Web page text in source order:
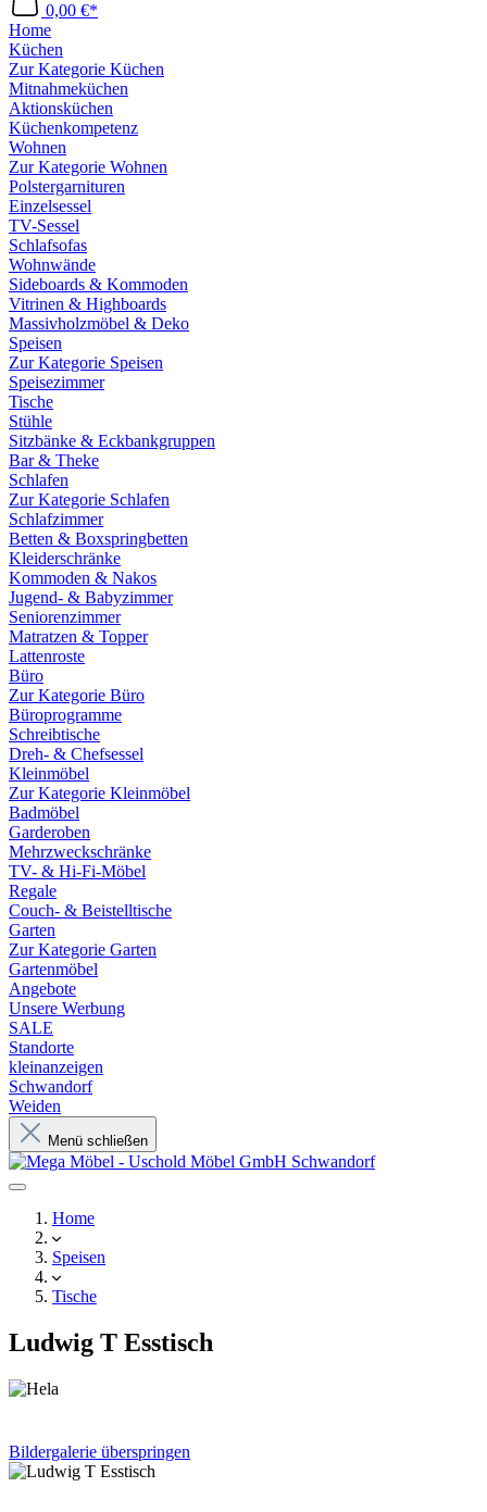
0,00 €*
Home
Küchen
Zur Kategorie Küchen
Mitnahmeküchen
Aktionsküchen
Küchenkompetenz
Wohnen
Zur Kategorie Wohnen
Polstergarnituren
Einzelsessel
TV-Sessel
Schlafsofas
Wohnwände
Sideboards & Kommoden
Vitrinen & Highboards
Massivholzmöbel & Deko
Speisen
Zur Kategorie Speisen
Speisezimmer
Tische
Stühle
Sitzbänke & Eckbankgruppen
Bar & Theke
Schlafen
Zur Kategorie Schlafen
Schlafzimmer
Betten & Boxspringbetten
Kleiderschränke
Kommoden & Nakos
Jugend- & Babyzimmer
Seniorenzimmer
Matratzen & Topper
Lattenroste
Büro
Zur Kategorie Büro
Büroprogramme
Schreibtische
Dreh- & Chefsessel
Kleinmöbel
Zur Kategorie Kleinmöbel
Badmöbel
Garderoben
Mehrzweckschränke
TV- & Hi-Fi-Möbel
Regale
Couch- & Beistelltische
Garten
Zur Kategorie Garten
Gartenmöbel
Angebote
Unsere Werbung
SALE
Standorte
kleinanzeigen
Schwandorf
Weiden
Menü schließen
Home
Speisen
Tische
Ludwig T Esstisch
Bildergalerie überspringen